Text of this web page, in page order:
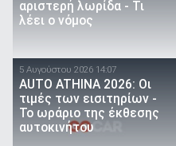
αριστερή λωρίδα - Τι
λέει ο νόμος
5 Αυγούστου 2026 14:07
AUTO ATHINA 2026: Οι
τιμές των εισιτηρίων -
Το ωράριο της έκθεσης
αυτοκινήτου